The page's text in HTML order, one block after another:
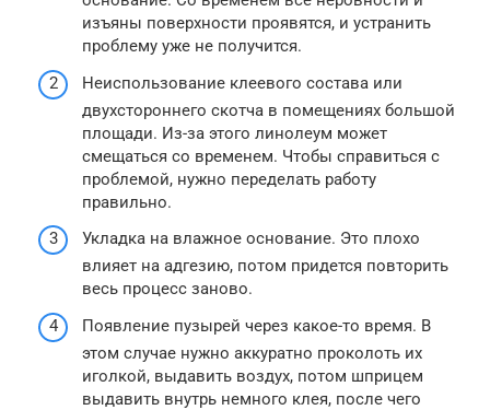
изъяны поверхности проявятся, и устранить
проблему уже не получится.
Неиспользование клеевого состава или
двухстороннего скотча в помещениях большой
площади. Из-за этого линолеум может
смещаться со временем. Чтобы справиться с
проблемой, нужно переделать работу
правильно.
Укладка на влажное основание. Это плохо
влияет на адгезию, потом придется повторить
весь процесс заново.
Появление пузырей через какое-то время. В
этом случае нужно аккуратно проколоть их
иголкой, выдавить воздух, потом шприцем
выдавить внутрь немного клея, после чего